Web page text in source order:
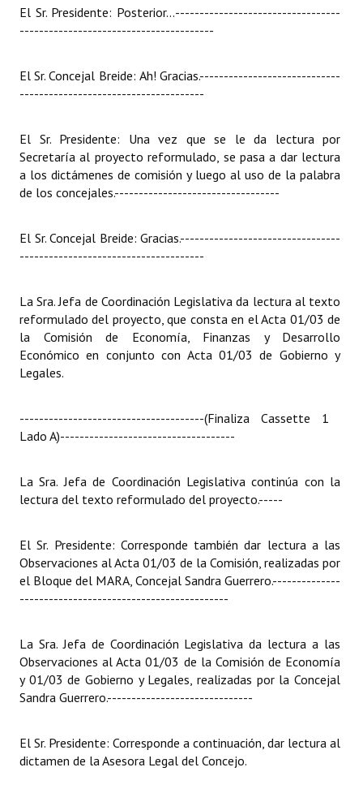
El Sr. Presidente: Posterior...----------------------------------
----------------------------------------
El Sr. Concejal Breide: Ah! Gracias.-----------------------------
--------------------------------------
El Sr. Presidente: Una vez que se le da lectura por
Secretaría al proyecto reformulado, se pasa a dar lectura
a los dictámenes de comisión y luego al uso de la palabra
de los concejales.----------------------------------
El Sr. Concejal Breide: Gracias.---------------------------------
--------------------------------------
La Sra. Jefa de Coordinación Legislativa da lectura al texto
reformulado del proyecto, que consta en el Acta 01/03 de
la Comisión de Economía, Finanzas y Desarrollo
Económico en conjunto con Acta 01/03 de Gobierno y
Legales.
--------------------------------------(Finaliza Cassette 1 
Lado A)------------------------------------
La Sra. Jefa de Coordinación Legislativa continúa con la
lectura del texto reformulado del proyecto.-----
El Sr. Presidente: Corresponde también dar lectura a las
Observaciones al Acta 01/03 de la Comisión, realizadas por
el Bloque del MARA, Concejal Sandra Guerrero.--------------
-------------------------------------------
La Sra. Jefa de Coordinación Legislativa da lectura a las
Observaciones al Acta 01/03 de la Comisión de Economía
y 01/03 de Gobierno y Legales, realizadas por la Concejal
Sandra Guerrero.------------------------------
El Sr. Presidente: Corresponde a continuación, dar lectura al
dictamen de la Asesora Legal del Concejo.